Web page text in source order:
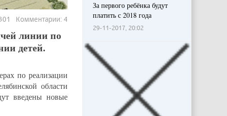
Комментарии: 4
линии по
детей.
по реализации
области
введены новые
За первого ребёнка будут
платить с 2018 года
29-11-2017, 20:02